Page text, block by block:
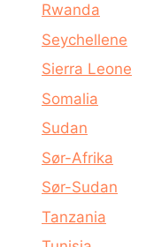
Rwanda
Seychellene
Sierra Leone
Somalia
Sudan
Sør-Afrika
Sør-Sudan
Tanzania